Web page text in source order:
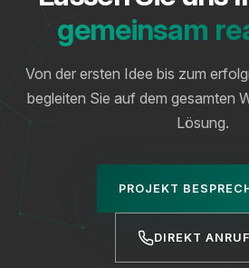
gemeinsam
Von der ersten Idee bis zum
begleiten Sie auf dem gesamten
Lösung.
PROJEKT
DIREKT